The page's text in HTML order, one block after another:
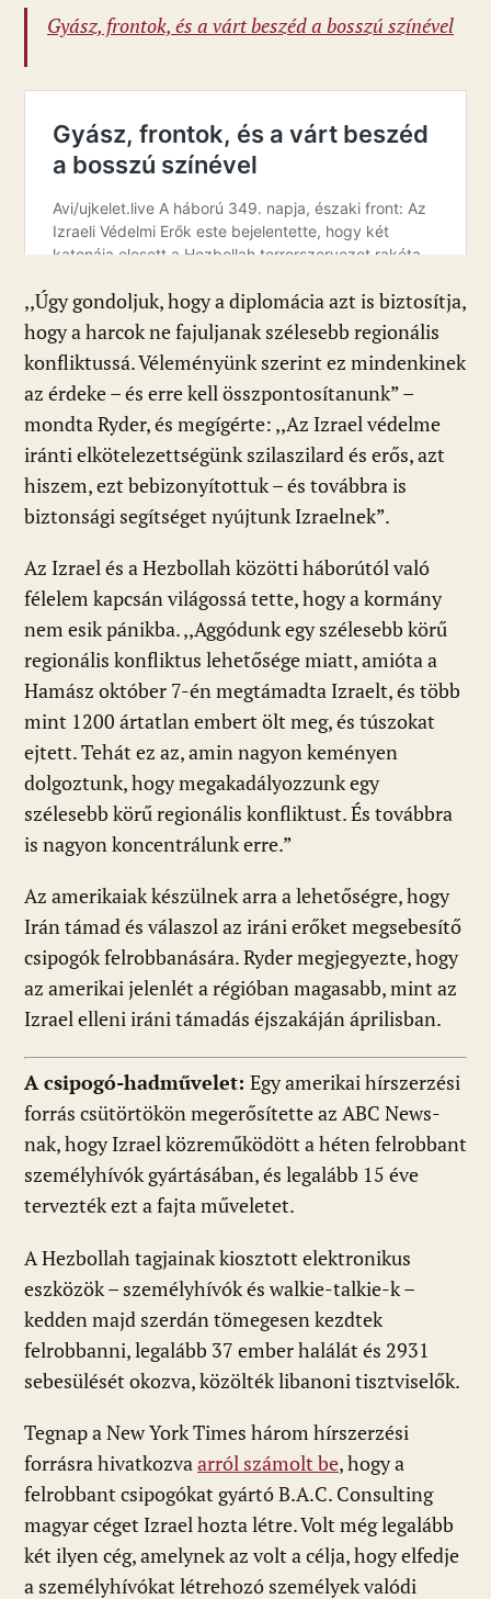
Gyász, frontok, és a várt beszéd a bosszú színével
,,Úgy gondoljuk, hogy a diplomácia azt is biztosítja,
hogy a harcok ne fajuljanak szélesebb regionális
konfliktussá. Véleményünk szerint ez mindenkinek
az érdeke – és erre kell összpontosítanunk” –
mondta Ryder, és megígérte: ,,Az Izrael védelme
iránti elkötelezettségünk szilaszilard és erős, azt
hiszem, ezt bebizonyítottuk – és továbbra is
biztonsági segítséget nyújtunk Izraelnek”.
Az Izrael és a Hezbollah közötti háborútól való
félelem kapcsán világossá tette, hogy a kormány
nem esik pánikba. ,,Aggódunk egy szélesebb körű
regionális konfliktus lehetősége miatt, amióta a
Hamász október 7-én megtámadta Izraelt, és több
mint 1200 ártatlan embert ölt meg, és túszokat
ejtett. Tehát ez az, amin nagyon keményen
dolgoztunk, hogy megakadályozzunk egy
szélesebb körű regionális konfliktust. És továbbra
is nagyon koncentrálunk erre.”
Az amerikaiak készülnek arra a lehetőségre, hogy
Irán támad és válaszol az iráni erőket megsebesítő
csipogók felrobbanására. Ryder megjegyezte, hogy
az amerikai jelenlét a régióban magasabb, mint az
Izrael elleni iráni támadás éjszakáján áprilisban.
A csipogó-hadművelet: Egy amerikai hírszerzési
forrás csütörtökön megerősítette az ABC News-
nak, hogy Izrael közreműködött a héten felrobbant
személyhívók gyártásában, és legalább 15 éve
tervezték ezt a fajta műveletet.
A Hezbollah tagjainak kiosztott elektronikus
eszközök – személyhívók és walkie-talkie-k –
kedden majd szerdán tömegesen kezdtek
felrobbanni, legalább 37 ember halálát és 2931
sebesülését okozva, közölték libanoni tisztviselők.
Tegnap a New York Times három hírszerzési
forrásra hivatkozvaarról számolt be, hogy a
felrobbant csipogókat gyártó B.A.C. Consulting
magyar céget Izrael hozta létre. Volt még legalább
két ilyen cég, amelynek az volt a célja, hogy elfedje
a személyhívókat létrehozó személyek valódi